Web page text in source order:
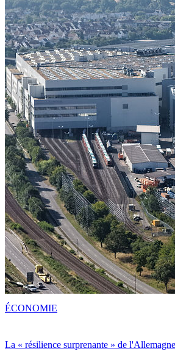
La « résilience surprenante » de
ÉCONOMIE